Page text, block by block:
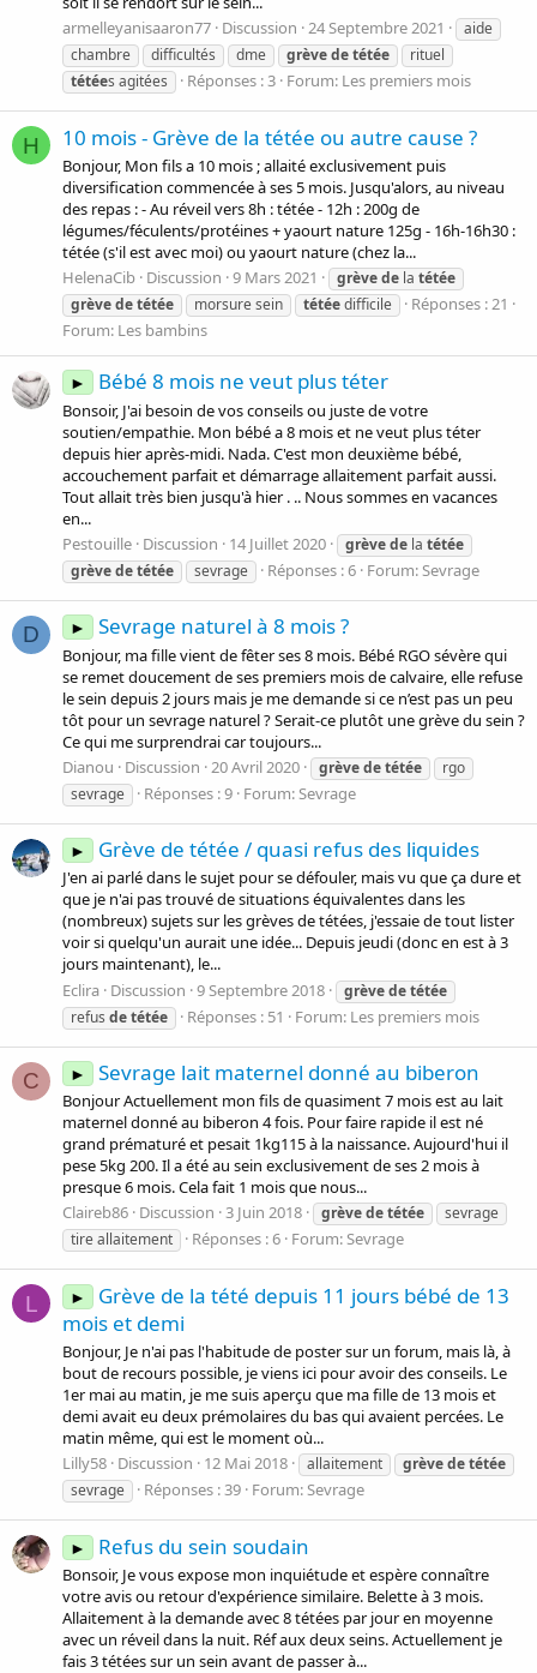
armelleyanisaaron77 Discussion 24 Septembre 2021
aide
chambre
difficultés dme grèvedetétée
rituel
tétées agitées Réponses : 3 Forum: Les premiers mois
H 10 mois - Grève de la tétée ou autre cause ?
Bonjour, Mon fils a 10 mois ; allaité exclusivement puis
diversification commencée à ses 5 mois. Jusqu'alors, au niveau
des repas : - Au réveil vers 8h : tétée - 12h : 200g de
légumes/féculents/protéines + yaourt nature 125g - 16h-16h30 :
tétée (s'il est avec moi) ou yaourt nature (chez la...
HelenaCib Discussion 9 Mars 2021 grèvede la tétée
grèvedetétée morsure sein tétéedifficile
Réponses : 21
Forum: Les bambins
► Bébé 8 mois ne veut plus téter
Bonsoir, J'ai besoin de vos conseils ou juste de votre
soutien/empathie. Mon bébé a 8 mois et ne veut plus téter
depuis hier après-midi. Nada. C'est mon deuxième bébé,
accouchement parfait et démarrage allaitement parfait aussi.
Tout allait très bien jusqu'à hier . .. Nous sommes en vacances
en...
Pestouille Discussion 14 Juillet 2020 grèvede la tétée
grèvedetétée sevrage Réponses : 6 Forum:Sevrage
D ► Sevrage naturel à 8 mois ?
Bonjour, ma fille vient de fêter ses 8 mois. Bébé RGO sévère qui
se remet doucement de ses premiers mois de calvaire, elle refuse
le sein depuis 2 jours mais je me demande si ce n’est pas un peu
tôt pour un sevrage naturel ? Serait-ce plutôt une grève du sein ?
Ce qui me surprendrai car toujours...
Dianou
Discussion 20 Avril 2020 grèvedetétée
rgo
sevrage
Réponses : 9 Forum:Sevrage
► Grève de tétée / quasi refus des liquides
J'en ai parlé dans le sujet pour se défouler, mais vu que ça dure et
que je n'ai pas trouvé de situations équivalentes dans les
(nombreux) sujets sur les grèves de tétées, j'essaie de tout lister
voir si quelqu'un aurait une idée... Depuis jeudi (donc en est à 3
jours maintenant), le...
Eclira Discussion 9 Septembre 2018 grèvedetétée
refus detétée Réponses : 51 Forum: Les premiers mois
C ► Sevrage lait maternel donné au biberon
Bonjour Actuellement mon fils de quasiment 7 mois est au lait
maternel donné au biberon 4 fois. Pour faire rapide il est né
grand prématuré et pesait 1kg115 à la naissance. Aujourd'hui il
pese 5kg 200. Il a été au sein exclusivement de ses 2 mois à
presque 6 mois. Cela fait 1 mois que nous...
Claireb86 Discussion 3 Juin 2018 grèvedetétée
sevrage
tire allaitement
Réponses : 6 Forum:Sevrage
L ►
Grève de la tété depuis 11 jours bébé de 13
mois et demi
Bonjour, Je n'ai pas l'habitude de poster sur un forum, mais là, à
bout de recours possible, je viens ici pour avoir des conseils. Le
1er mai au matin, je me suis aperçu que ma fille de 13 mois et
demi avait eu deux prémolaires du bas qui avaient percées. Le
matin même, qui est le moment où...
Lilly58 Discussion 12 Mai 2018 allaitement grèvedetétée
sevrage
Réponses : 39 Forum:Sevrage
► Refus du sein soudain
Bonsoir, Je vous expose mon inquiétude et espère connaître
votre avis ou retour d'expérience similaire. Belette à 3 mois.
Allaitement à la demande avec 8 tétées par jour en moyenne
avec un réveil dans la nuit. Réf aux deux seins. Actuellement je
fais 3 tétées sur un sein avant de passer à...